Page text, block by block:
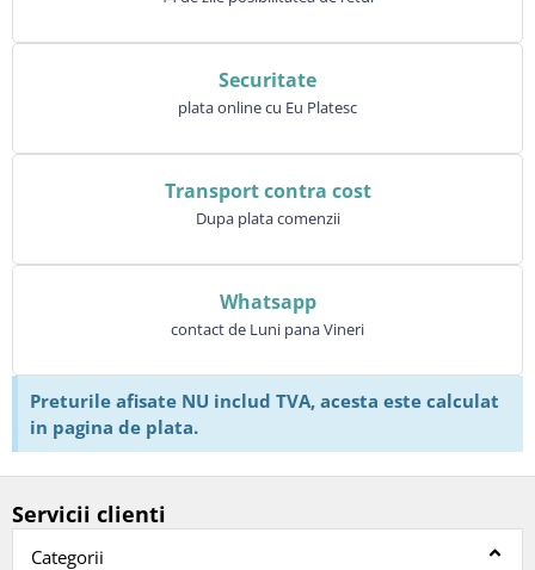
Securitate
plata online cu Eu Platesc
Transport contra cost
Dupa plata comenzii
Whatsapp
contact de Luni pana Vineri
Preturile afisate NU includ TVA, acesta este calculat
in pagina de plata.
Servicii clienti
Categorii